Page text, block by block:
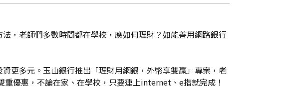
，老師們多數時間都在學校，應如何理財？如能善用網路銀行
更多元。玉山銀行推出「理財用網銀，外幣享雙贏」專案，老
優惠，不論在家、在學校，只要連上internet、e指就完成！